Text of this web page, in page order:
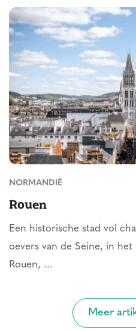
NORMANDIË
Rouen
Een historische stad vol
oevers van de Seine, in
Rouen, ...
Meer